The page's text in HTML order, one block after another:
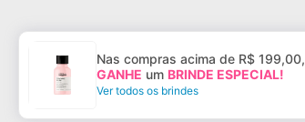
Nas compras acima de R$ 199,00,
GANHE um BRINDE ESPECIAL!
Ver todos os brindes